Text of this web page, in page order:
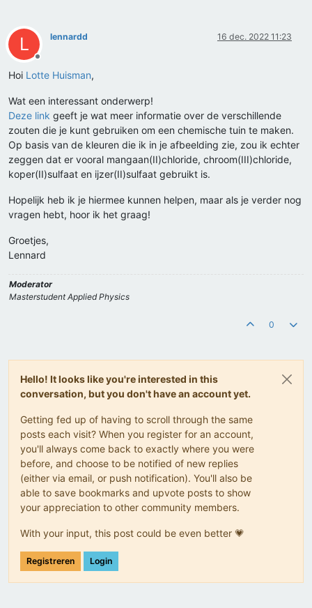
L
Offline
lennardd 16 dec. 2022 11:23
Hoi Lotte Huisman,
Wat een interessant onderwerp!
Deze link geeft je wat meer informatie over de verschillende
zouten die je kunt gebruiken om een chemische tuin te maken.
Op basis van de kleuren die ik in je afbeelding zie, zou ik echter
zeggen dat er vooral mangaan(II)chloride, chroom(III)chloride,
koper(II)sulfaat en ijzer(II)sulfaat gebruikt is.
Hopelijk heb ik je hiermee kunnen helpen, maar als je verder nog
vragen hebt, hoor ik het graag!
Groetjes,
Lennard
Moderator
Masterstudent Applied Physics
0
Hello! It looks like you're interested in this
conversation, but you don't have an account yet.
Getting fed up of having to scroll through the same
posts each visit? When you register for an account,
you'll always come back to exactly where you were
before, and choose to be notified of new replies
(either via email, or push notification). You'll also be
able to save bookmarks and upvote posts to show
your appreciation to other community members.
With your input, this post could be even better 💗
Registreren Login